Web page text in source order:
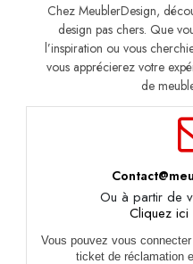
Chez MeublerDesign,
design pas chers. Que
l’inspiration ou vous
vous apprécierez votre
de
Ou à partir de
Cliquez
Vous pouvez vous
ticket de réclamation